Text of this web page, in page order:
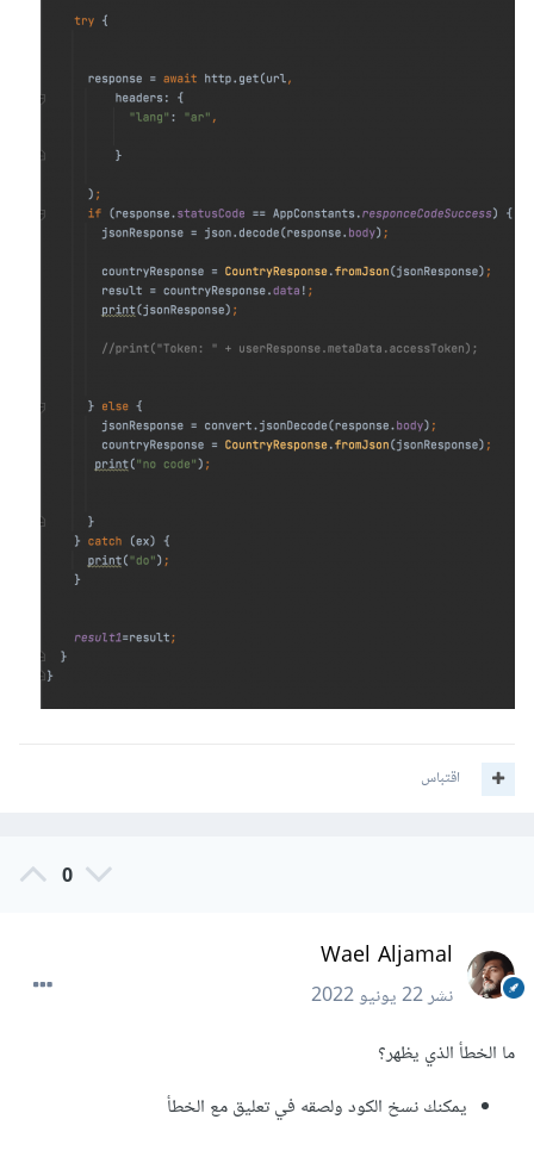
اقتباس
0
Wael Aljamal
نشر22 يونيو 2022
ما الخطأ الذي يظهر؟
يمكنك نسخ الكود ولصقه في تعليق مع الخطأ